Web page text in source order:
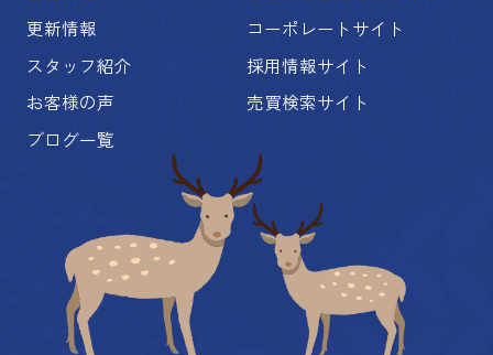
更新情報
スタッフ紹介
お客様の声
ブログ一覧
コーポレートサイト
採用情報サイト
売買検索サイト